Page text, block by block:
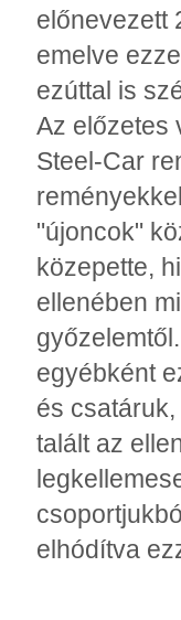
előnevezett
emelve
ezúttal is
Az előzetes
Steel-Car
"újoncok"
közepette,
ellenében
egyébként
és
talált az
elhódítva